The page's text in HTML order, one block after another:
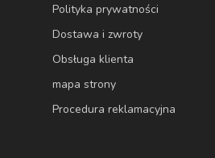
Polityka prywatności
Dostawa i zwroty
Obsługa klienta
mapa strony
Procedura reklamacyjna